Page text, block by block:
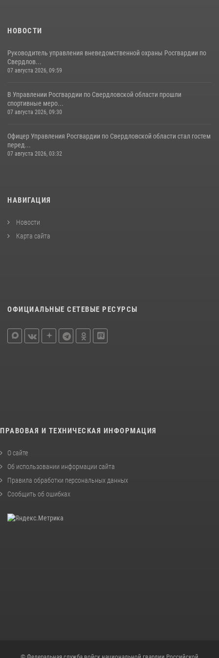
НОВОСТИ
Руководитель управления вневедомственной охраны Росгвардии по
Свердлов...
07 августа 2026, 09:59
В Управлении Росгвардии по Свердловской области прошли
спортивные меро...
07 августа 2026, 09:30
Офицер Управления Росгвардии по Свердловской области стал гостем
перед...
07 августа 2026, 03:32
НАВИГАЦИЯ
Новости
Карта сайта
ОФИЦИАЛЬНЫЕ СЕТЕВЫЕ РЕСУРСЫ
ПРАВОВАЯ И ТЕХНИЧЕСКАЯ ИНФОРМАЦИЯ
О сайте
Об использовании информации сайта
Правила обработки персональных данных
Сообщить об ошибках